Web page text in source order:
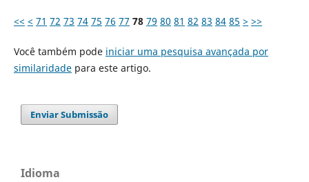
<< < 71 72 73 74 75 76 77 78 79 80 81 82 83 84 85 > >>
Você também pode iniciar uma pesquisa avançada por
similaridadepara este artigo.
Enviar Submissão
Idioma